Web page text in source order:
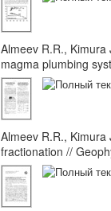
Almeev R.R.,
magma plumbing
Almeev R.R.,
fractionation //